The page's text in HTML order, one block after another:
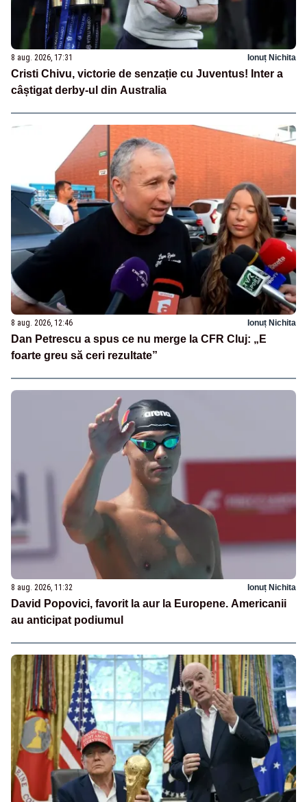
8 aug. 2026, 17:31 Ionuț Nichita
Cristi Chivu, victorie de senzație cu Juventus! Inter a
câștigat derby-ul din Australia
8 aug. 2026, 12:46 Ionuț Nichita
Dan Petrescu a spus ce nu merge la CFR Cluj: „E
foarte greu să ceri rezultate”
8 aug. 2026, 11:32 Ionuț Nichita
David Popovici, favorit la aur la Europene. Americanii
au anticipat podiumul